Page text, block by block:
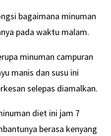
bagaimana minuman
pada waktu malam.
minuman campuran
manis dan susu ini
selepas diamalkan.
diet ini jam 7
berasa kenyang